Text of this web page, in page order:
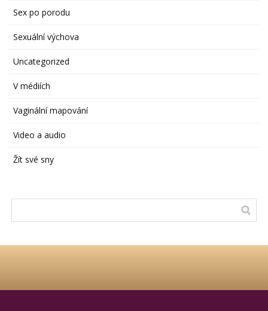
Sex po porodu
Sexuální výchova
Uncategorized
V médiích
Vaginální mapování
Video a audio
Žít své sny